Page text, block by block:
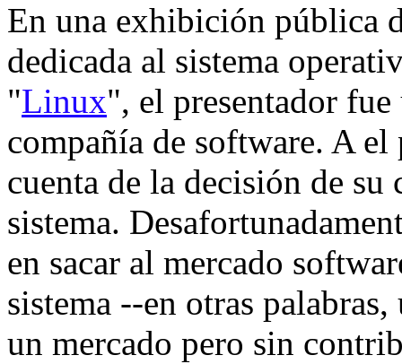
En una exhibición pública
dedicada al sistema
"Linux", el presentador
compañía de software. A
cuenta de la decisión de
sistema.
en sacar al mercado
sistema --en otras
un mercado pero sin